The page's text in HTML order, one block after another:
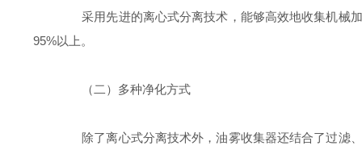
采用先进的离心式分离技术，能够高效地收集机械加
95%以上。
（二）多种净化方式
除了离心式分离技术外，油雾收集器还结合了过滤、